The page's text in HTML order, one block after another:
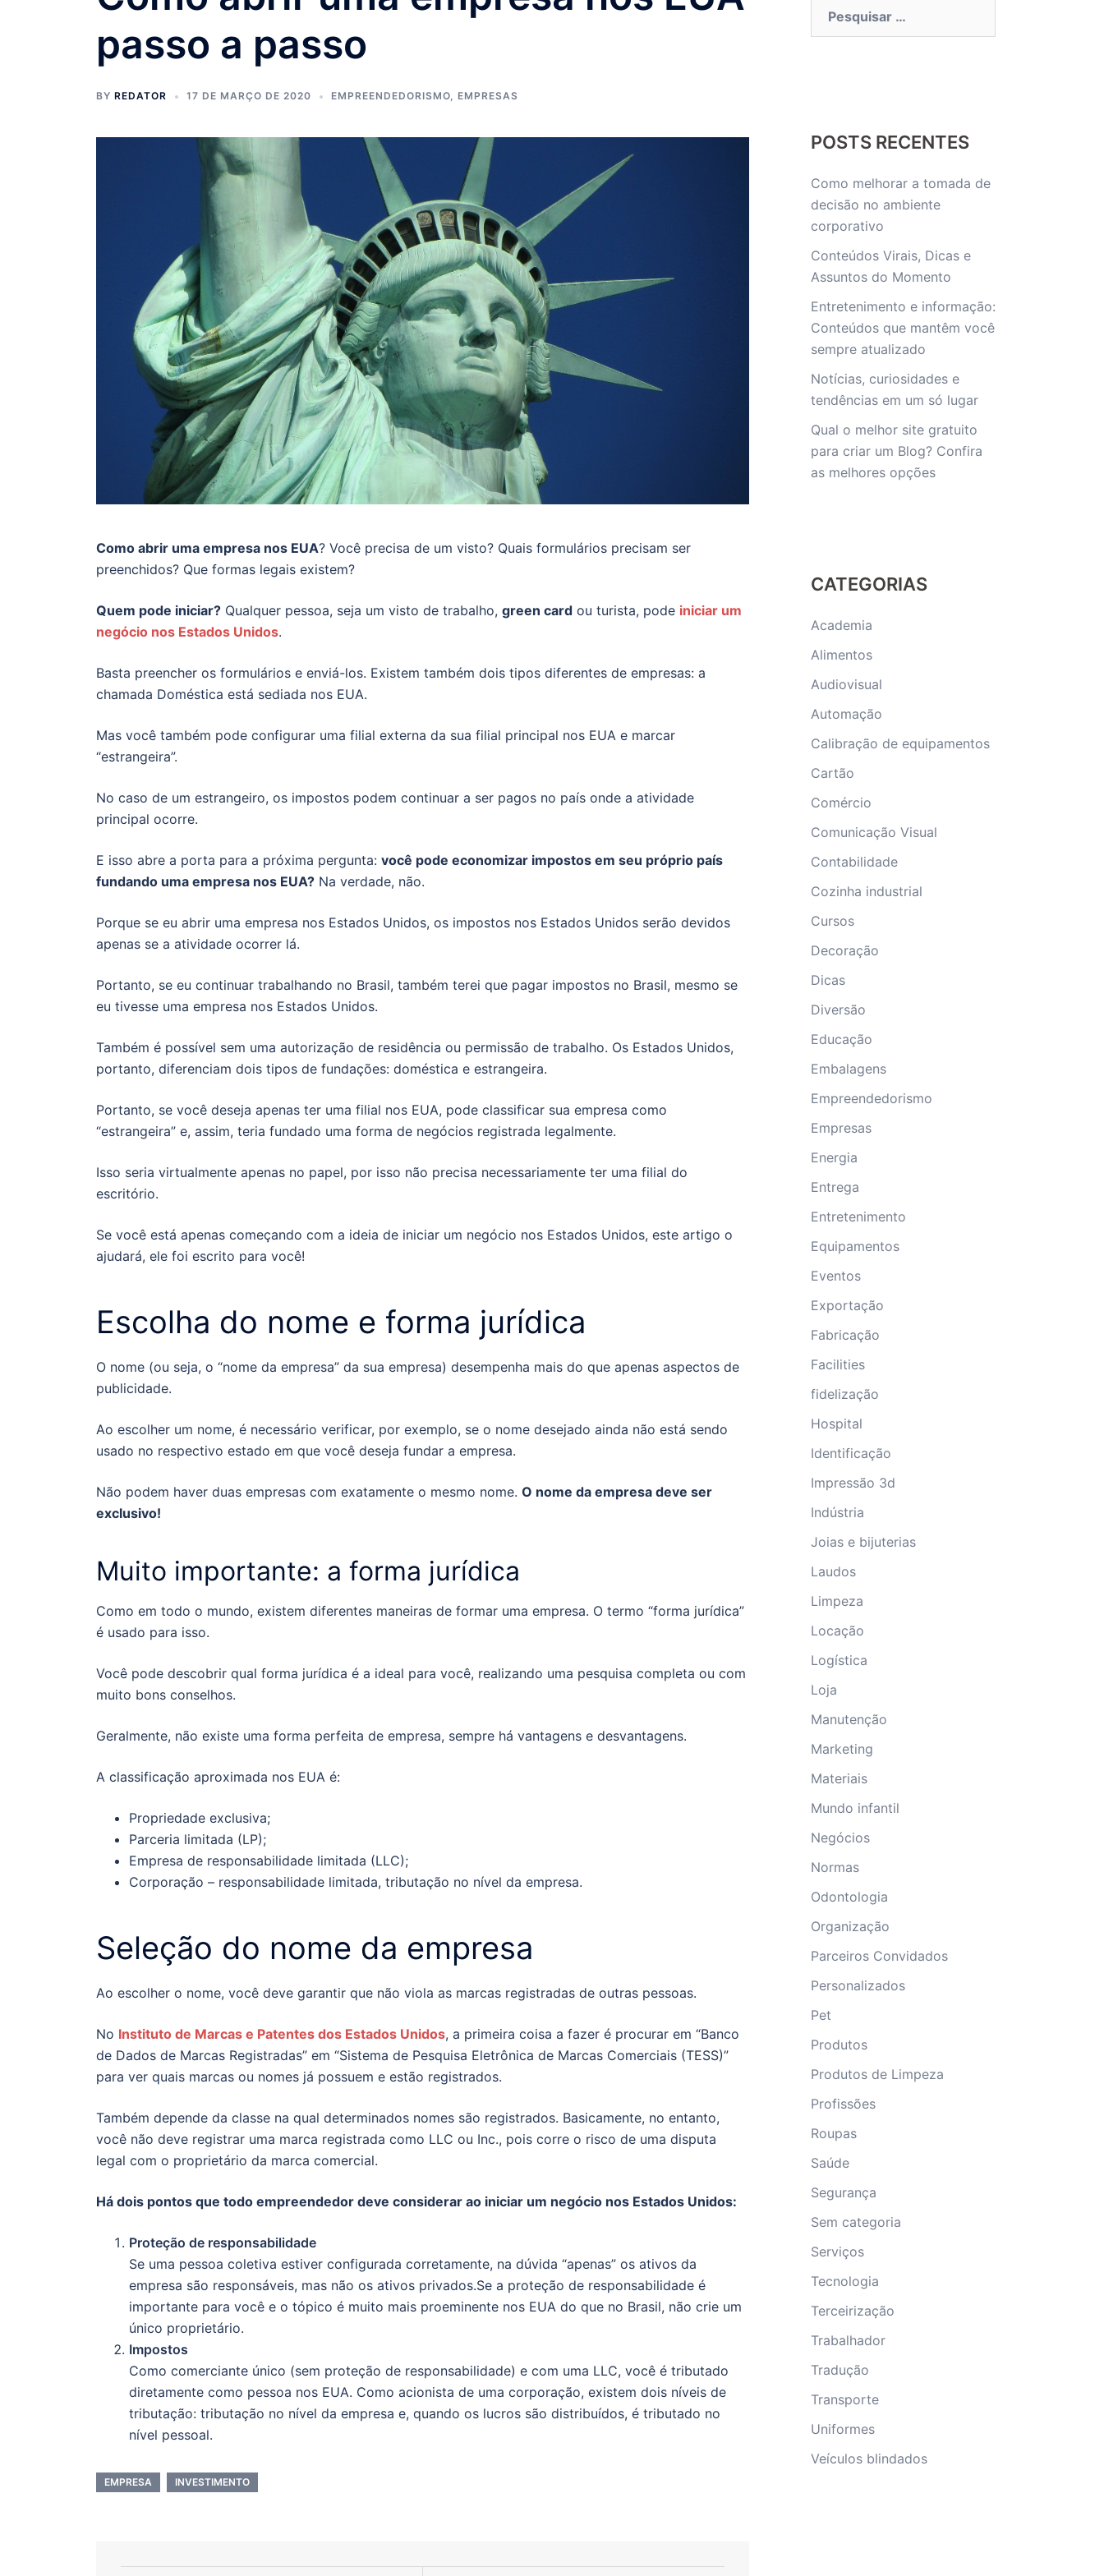
passo a passo
BY REDATOR 17 DE MARÇO DE 2020 EMPREENDEDORISMO, EMPRESAS
Como abrir uma empresa nos EUA? Você precisa de um visto? Quais formulários precisam ser
preenchidos? Que formas legais existem?
Quem pode iniciar? Qualquer pessoa, seja um visto de trabalho, green card ou turista, pode iniciar um
negócio nos Estados Unidos.
Basta preencher os formulários e enviá-los. Existem também dois tipos diferentes de empresas: a
chamada Doméstica está sediada nos EUA.
Mas você também pode configurar uma filial externa da sua filial principal nos EUA e marcar
“estrangeira”.
No caso de um estrangeiro, os impostos podem continuar a ser pagos no país onde a atividade
principal ocorre.
E isso abre a porta para a próxima pergunta: você pode economizar impostos em seu próprio país
fundando uma empresa nos EUA? Na verdade, não.
Porque se eu abrir uma empresa nos Estados Unidos, os impostos nos Estados Unidos serão devidos
apenas se a atividade ocorrer lá.
Portanto, se eu continuar trabalhando no Brasil, também terei que pagar impostos no Brasil, mesmo se
eu tivesse uma empresa nos Estados Unidos.
Também é possível sem uma autorização de residência ou permissão de trabalho. Os Estados Unidos,
portanto, diferenciam dois tipos de fundações: doméstica e estrangeira.
Portanto, se você deseja apenas ter uma filial nos EUA, pode classificar sua empresa como
“estrangeira” e, assim, teria fundado uma forma de negócios registrada legalmente.
Isso seria virtualmente apenas no papel, por isso não precisa necessariamente ter uma filial do
escritório.
Se você está apenas começando com a ideia de iniciar um negócio nos Estados Unidos, este artigo o
ajudará, ele foi escrito para você!
Escolha do nome e forma jurídica
O nome (ou seja, o “nome da empresa” da sua empresa) desempenha mais do que apenas aspectos de
publicidade.
Ao escolher um nome, é necessário verificar, por exemplo, se o nome desejado ainda não está sendo
usado no respectivo estado em que você deseja fundar a empresa.
Não podem haver duas empresas com exatamente o mesmo nome. O nome da empresa deve ser
exclusivo!
Muito importante: a forma jurídica
Como em todo o mundo, existem diferentes maneiras de formar uma empresa. O termo “forma jurídica”
é usado para isso.
Você pode descobrir qual forma jurídica é a ideal para você, realizando uma pesquisa completa ou com
muito bons conselhos.
Geralmente, não existe uma forma perfeita de empresa, sempre há vantagens e desvantagens.
A classificação aproximada nos EUA é:
Propriedade exclusiva;
Parceria limitada (LP);
Empresa de responsabilidade limitada (LLC);
Corporação – responsabilidade limitada, tributação no nível da empresa.
Seleção do nome da empresa
Ao escolher o nome, você deve garantir que não viola as marcas registradas de outras pessoas.
No Instituto de Marcas e Patentes dos Estados Unidos, a primeira coisa a fazer é procurar em “Banco
de Dados de Marcas Registradas” em “Sistema de Pesquisa Eletrônica de Marcas Comerciais (TESS)”
para ver quais marcas ou nomes já possuem e estão registrados.
Também depende da classe na qual determinados nomes são registrados. Basicamente, no entanto,
você não deve registrar uma marca registrada como LLC ou Inc., pois corre o risco de uma disputa
legal com o proprietário da marca comercial.
Há dois pontos que todo empreendedor deve considerar ao iniciar um negócio nos Estados Unidos:
Proteção de responsabilidade
Se uma pessoa coletiva estiver configurada corretamente, na dúvida “apenas” os ativos da
empresa são responsáveis, mas não os ativos privados.Se a proteção de responsabilidade é
importante para você e o tópico é muito mais proeminente nos EUA do que no Brasil, não crie um
único proprietário.
Impostos
Como comerciante único (sem proteção de responsabilidade) e com uma LLC, você é tributado
diretamente como pessoa nos EUA. Como acionista de uma corporação, existem dois níveis de
tributação: tributação no nível da empresa e, quando os lucros são distribuídos, é tributado no
nível pessoal.
EMPRESA INVESTIMENTO
POSTS RECENTES
Como melhorar a tomada de
decisão no ambiente
corporativo
Conteúdos Virais, Dicas e
Assuntos do Momento
Entretenimento e informação:
Conteúdos que mantêm você
sempre atualizado
Notícias, curiosidades e
tendências em um só lugar
Qual o melhor site gratuito
para criar um Blog? Confira
as melhores opções
CATEGORIAS
Academia
Alimentos
Audiovisual
Automação
Calibração de equipamentos
Cartão
Comércio
Comunicação Visual
Contabilidade
Cozinha industrial
Cursos
Decoração
Dicas
Diversão
Educação
Embalagens
Empreendedorismo
Empresas
Energia
Entrega
Entretenimento
Equipamentos
Eventos
Exportação
Fabricação
Facilities
fidelização
Hospital
Identificação
Impressão 3d
Indústria
Joias e bijuterias
Laudos
Limpeza
Locação
Logística
Loja
Manutenção
Marketing
Materiais
Mundo infantil
Negócios
Normas
Odontologia
Organização
Parceiros Convidados
Personalizados
Pet
Produtos
Produtos de Limpeza
Profissões
Roupas
Saúde
Segurança
Sem categoria
Serviços
Tecnologia
Terceirização
Trabalhador
Tradução
Transporte
Uniformes
Veículos blindados